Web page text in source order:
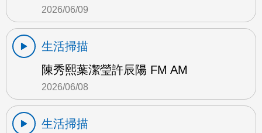
2026/06/09
生活掃描
陳秀熙葉潔瑩許辰陽 FM AM
2026/06/08
生活掃描